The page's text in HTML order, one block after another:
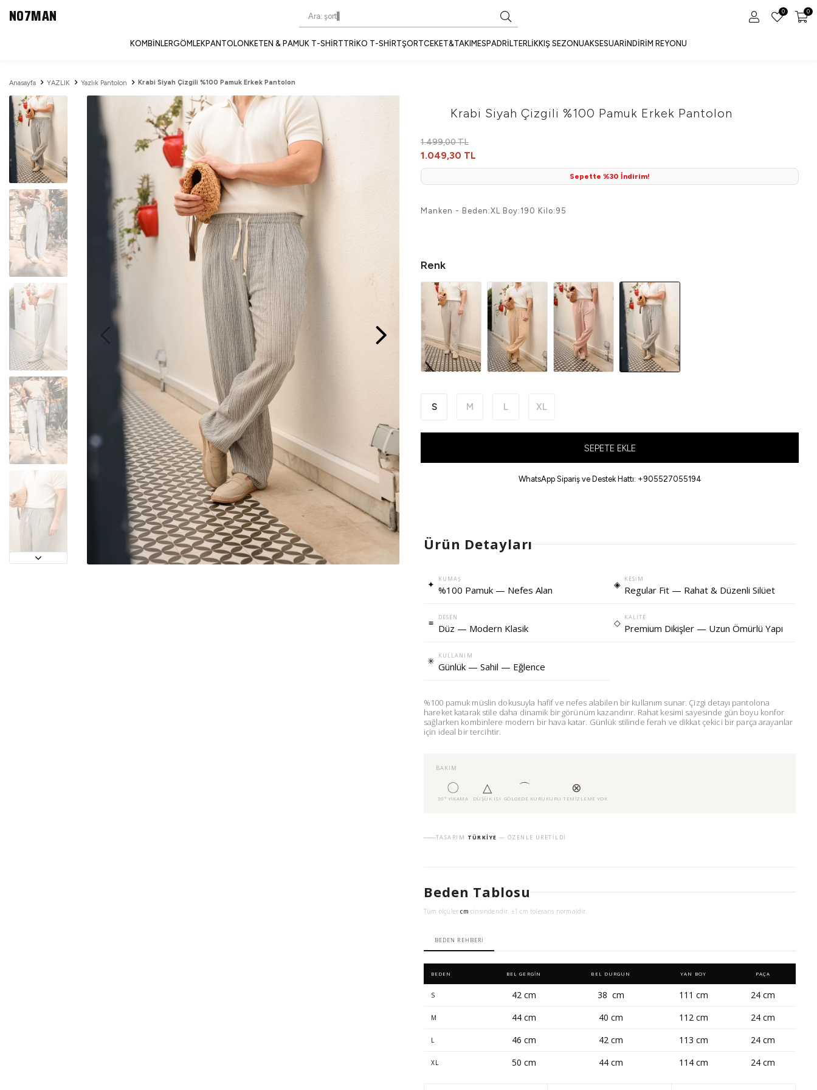
NO7MAN 0 0
KOMBINLERGÖMLEKPANTOLON KETEN & PAMUK T-SHIRTTRIKO T-SHIRTŞORTCEKET&TAKIM ESPADRILTERLIKKIŞ SEZONUAKSESUARİNDIRIM REYONU
Anasayfa YAZLIK Yazlık Pantolon Krabi Siyah Çizgili %100 Pamuk Erkek Pantolon
Krabi Siyah Çizgili %100 Pamuk Erkek Pantolon
1.499,00 TL
1.049,30 TL
Sepette %30 İndirim!
Manken - Beden:XL Boy:190 Kilo:95
Renk
S M L XL
SEPETE EKLE
WhatsApp Sipariş ve Destek Hattı: +905527055194
Ürün Detayları
✦ KUMAŞ
%100 Pamuk — Nefes Alan ◈ KESIM
Regular Fit — Rahat & Düzenli Silüet
≡ DESEN
Düz — Modern Klasik ◇ KALITE
Premium Dikişler — Uzun Ömürlü Yapı
✳ KULLANIM
Günlük — Sahil — Eğlence
%100 pamuk müslin dokusuyla hafif ve nefes alabilen bir kullanım sunar. Çizgi detayı pantolona
hareket katarak stile daha dinamik bir görünüm kazandırır. Rahat kesimi sayesinde gün boyu konfor
sağlarken kombinlere modern bir hava katar. Günlük stilinde ferah ve dikkat çekici bir parça arayanlar
için ideal bir tercihtir.
BAKIM
〇
30° YIKAMA
△
DÜŞÜK ISI
⌒
GÖLGEDE KURU
⊗
KURU TEMIZLEME YOK
TASARIM TÜRKIYE — ÖZENLE ÜRETILDI
Beden Tablosu
Tüm ölçülercm cinsindendir. ±1 cm tolerans normaldir.
BEDEN REHBERI
BEDEN BEL GERGIN BEL DURGUN YAN BOY PAÇA
S 42 cm 38 cm 111 cm 24 cm
M 44 cm 40 cm 112 cm 24 cm
L 46 cm 42 cm 113 cm 24 cm
XL 50 cm 44 cm 114 cm 24 cm